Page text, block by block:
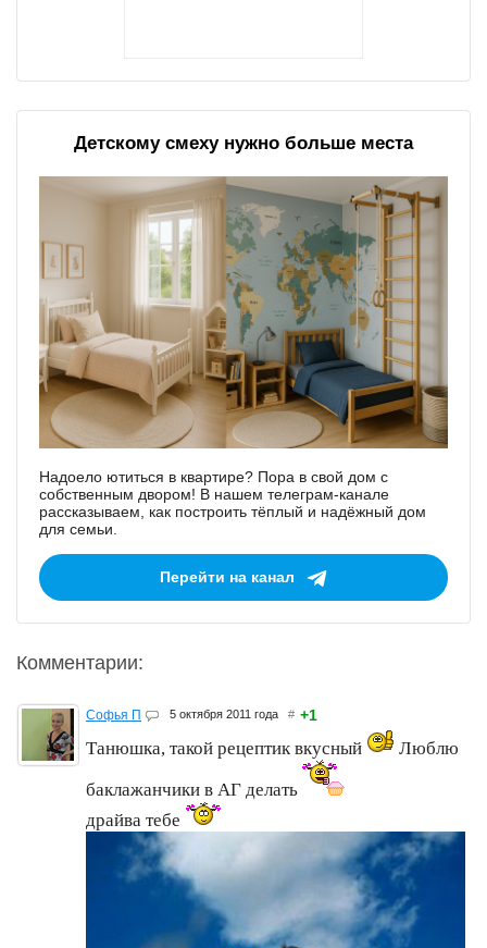
Детскому смеху нужно больше места
Надоело ютиться в квартире? Пора в свой дом с
собственным двором! В нашем телеграм-канале
рассказываем, как построить тёплый и надёжный дом
для семьи.
Перейти на канал
Комментарии:
Софья П 5 октября 2011 года # +1
Танюшка, такой рецептик вкусный
Люблю
баклажанчики в АГ делать
драйва тебе